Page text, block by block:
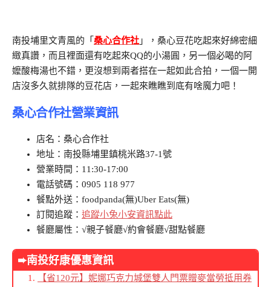
南投埔里文青風的「 桑心合作社 」，桑心豆花吃起來好綿密細
緻真讚，而且裡面還有吃起來QQ的小湯圓，另一個必喝的阿
嬤酸梅湯也不錯，更沒想到兩者搭在一起如此合拍，一個一開
店沒多久就排隊的豆花店，一起來瞧瞧到底有啥魔力吧！
桑心合作社營業資訊
店名：桑心合作社
地址：南投縣埔里鎮桃米路37-1號
營業時間：11:30-17:00
電話號碼：0905 118 977
餐點外送：foodpanda(無)Uber Eats(無)
訂閱追蹤： 追蹤小兔小安資訊點此
餐廳屬性：√親子餐廳√約會餐廳√甜點餐廳
➨南投好康優惠資訊
【省120元】妮娜巧克力城堡雙人門票贈麥當勞抵用券